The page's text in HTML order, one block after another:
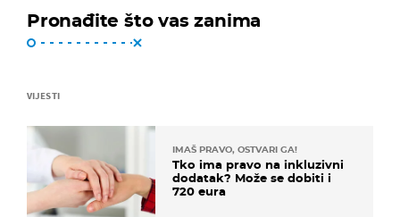
Pronađite što vas zanima
VIJESTI
IMAŠ PRAVO, OSTVARI GA!
Tko ima pravo na inkluzivni
dodatak? Može se dobiti i
720 eura